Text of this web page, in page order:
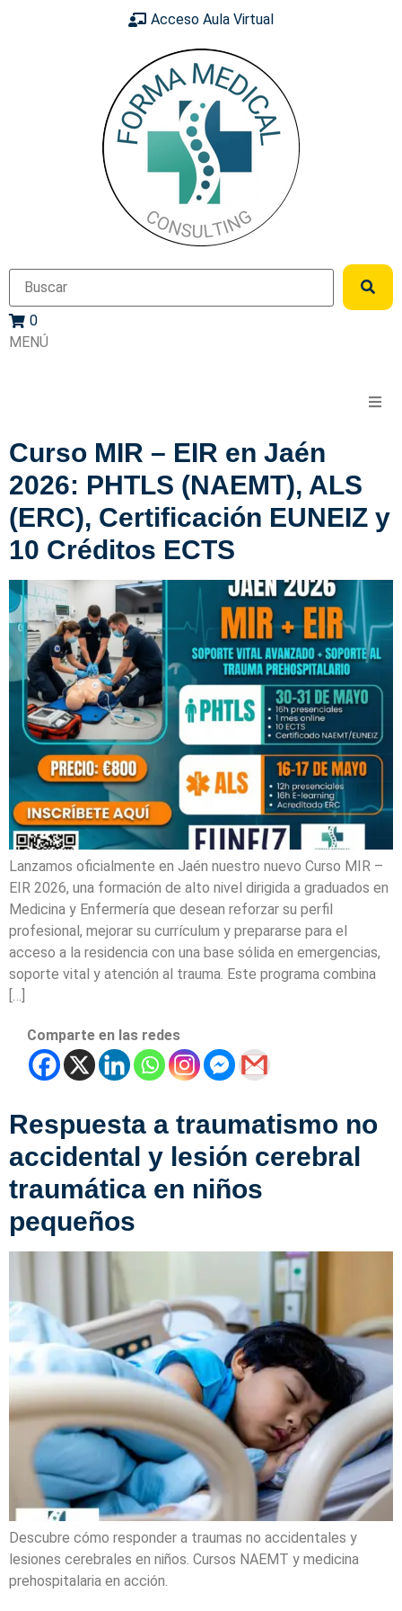
Acceso Aula Virtual
0
MENÚ
Curso MIR – EIR en Jaén
2026: PHTLS (NAEMT), ALS
(ERC), Certificación EUNEIZ y
10 Créditos ECTS
Lanzamos oficialmente en Jaén nuestro nuevo Curso MIR –
EIR 2026, una formación de alto nivel dirigida a graduados en
Medicina y Enfermería que desean reforzar su perfil
profesional, mejorar su currículum y prepararse para el
acceso a la residencia con una base sólida en emergencias,
soporte vital y atención al trauma. Este programa combina
[…]
Comparte en las redes
Respuesta a traumatismo no
accidental y lesión cerebral
traumática en niños
pequeños
Descubre cómo responder a traumas no accidentales y
lesiones cerebrales en niños. Cursos NAEMT y medicina
prehospitalaria en acción.